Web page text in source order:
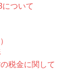
について
税金に関して